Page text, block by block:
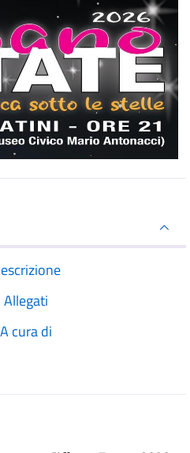
Allegati
A cura di